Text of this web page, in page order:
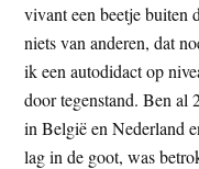
vivant een beetje buiten
niets van anderen, dat
ik een autodidact op
door tegenstand. Ben al
in België en Nederland
lag in de goot, was